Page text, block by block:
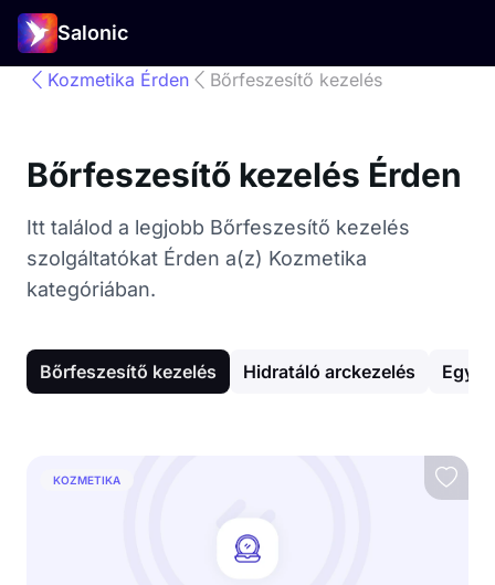
Salonic
Kozmetika Érden Bőrfeszesítő kezelés
Bőrfeszesítő kezelés Érden
Itt találod a legjobb Bőrfeszesítő kezelés
szolgáltatókat Érden a(z) Kozmetika
kategóriában.
Bőrfeszesítő kezelés Hidratáló arckezelés
KOZMETIKA